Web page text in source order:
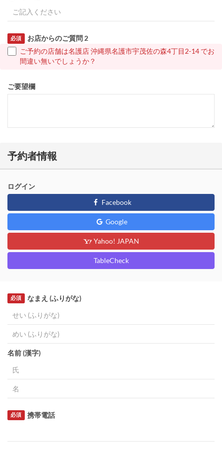
お店からのご質問 2
必須
ご予約の店舗は名護店 沖縄県名護市宇茂佐の森4丁目2-14 でお
間違い無いでしょうか？
ご要望欄
予約者情報
ログイン
Facebook
Google
Yahoo! JAPAN
TableCheck
なまえ (ふりがな)
必須
名前 (漢字)
携帯電話
必須